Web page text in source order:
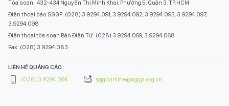
Tòa soạn : 432-434 Nguyễn Thị Minh Khai, Phường 5, Quận 3, TP.HCM
Điện thoại báo SGGP: (028) 3.9294.091, 3.9294.092, 3.9294.093, 3.9294.097,
3.9294.098
Điện thoại tòa soạn Báo Điện Tử: (028) 3.9294.069, 3.9294.068
Fax: (028) 3.9294.083
LIÊN HỆ QUẢNG CÁO :
(028) 3.9294.094
sggponline@sggp.org.vn